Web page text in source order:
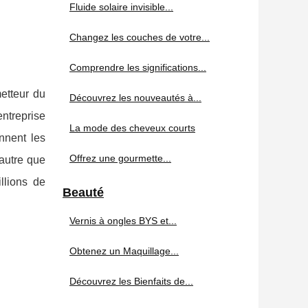
du
les
que
de
Fluide solaire invisible...
Changez les couches de votre...
Comprendre les significations...
Découvrez les nouveautés à...
La mode des cheveux courts
Offrez une gourmette...
Beauté
Vernis à ongles BYS et...
Obtenez un Maquillage...
Découvrez les Bienfaits de...